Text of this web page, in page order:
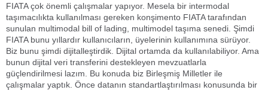
FIATA çok önemli çalışmalar yapıyor. Mesela bir intermodal
taşımacılıkta kullanılması gereken konşimento FIATA tarafından
sunulan multimodal bill of lading, multimodel taşıma senedi. Şimdi
FIATA bunu yıllardır kullanıcıların, üyelerinin kullanımına sürüyor.
Biz bunu şimdi dijitalleştirdik. Dijital ortamda da kullanılabiliyor. Ama
bunun dijital veri transferini destekleyen mevzuatlarla
güçlendirilmesi lazım. Bu konuda biz Birleşmiş Milletler ile
çalışmalar yaptık. Önce datanın standartlaştırılması konusunda bir